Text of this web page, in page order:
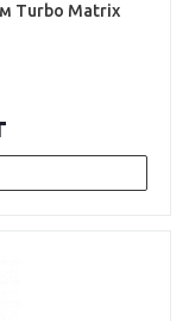
Turbo Matrix